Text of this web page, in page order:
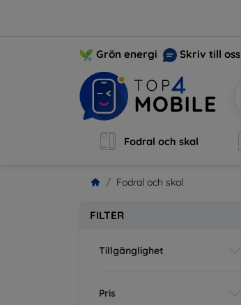
Grön energi Skriv till oss
Fodral och skal
Fodral och skal
FILTER
Tillgänglighet
Pris